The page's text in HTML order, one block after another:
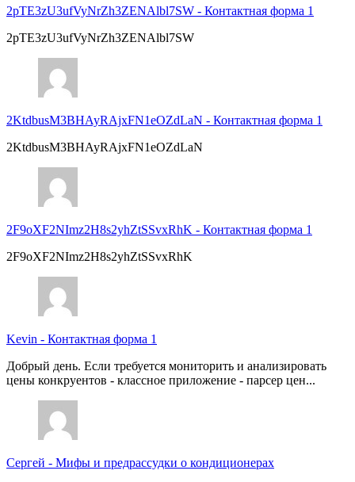
2pTE3zU3ufVyNrZh3ZENAlbl7SW - Контактная форма 1
2pTE3zU3ufVyNrZh3ZENAlbl7SW
2KtdbusM3BHAyRAjxFN1eOZdLaN - Контактная форма 1
2KtdbusM3BHAyRAjxFN1eOZdLaN
2F9oXF2NImz2H8s2yhZtSSvxRhK - Контактная форма 1
2F9oXF2NImz2H8s2yhZtSSvxRhK
Kevin - Контактная форма 1
Добрый день. Если требуется мониторить и анализировать
цены конкруентов - классное приложение - парсер цен...
Сергей - Мифы и предрассудки о кондиционерах